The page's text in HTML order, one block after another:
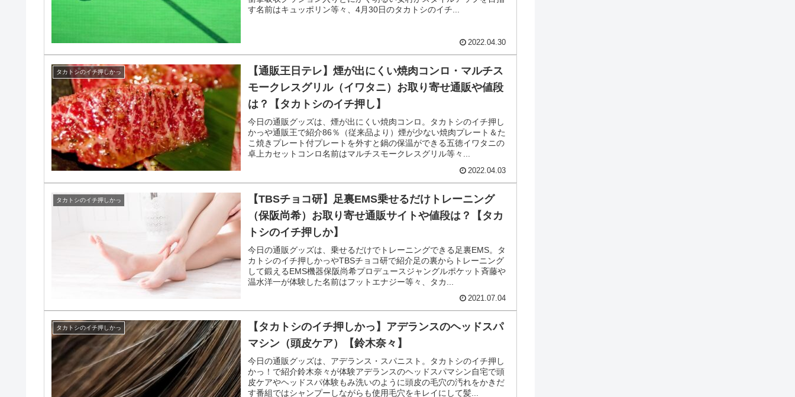
エイミー ネックマッサージャー お取り寄せ通販は？
今日の通販グッズは、タカトシのTBSイチオシの首マッサージ機。首
はエイミー ネックマッサージャー等々、4月30日のタ...
2022.04.30
タカトシのイチ押しかっ
【タカトシのイチ押しかっ】トランポリン運動クッシ
ョン お取り寄せ通販は？【キュッポリン】
今日の通販グッズは、タカトシのTBSイチオシのトランポリン運動ア
衝撃吸収クッション入りとにかく明るい安村がスタイルアップを目指
す名前はキュッポリン等々、4月30日のタカトシのイチ...
2022.04.30
タカトシのイチ押しかっ
【通販王日テレ】煙が出にくい焼肉コンロ・マルチス
モークレスグリル（イワタニ）お取り寄せ通販や値段
は？【タカトシのイチ押し】
今日の通販グッズは、煙が出にくい焼肉コンロ。タカトシのイチ押し
卓上カセットコンロ名前はマルチスモークレスグリル等々...
タカトシのイチ押しかっ
【TBSチョコ研】足裏EMS乗せるだけトレーニング
（保阪尚希）お取り寄せ通販サイトや値段は？【タカ